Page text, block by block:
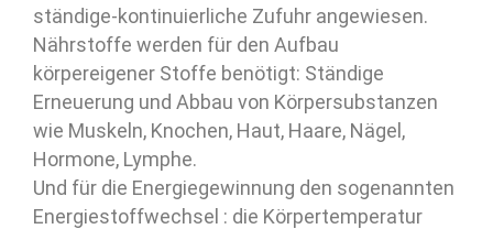
ständige-kontinuierliche Zufuhr angewiesen.
Nährstoffe werden für den Aufbau
körpereigener Stoffe benötigt: Ständige
Erneuerung und Abbau von Körpersubstanzen
wie Muskeln, Knochen, Haut, Haare, Nägel,
Hormone, Lymphe.
Und für die Energiegewinnung den sogenannten
Energiestoffwechsel : die Körpertemperatur